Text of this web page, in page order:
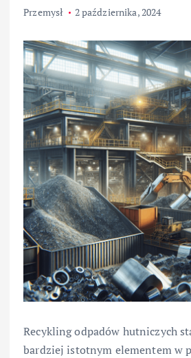
Przemysł 2 października, 2024
Recykling odpadów hutniczych
bardziej istotnym elementem w